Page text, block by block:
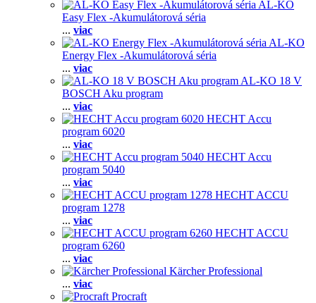
AL-KO
Easy Flex -Akumulátorová séria
... viac
AL-KO
Energy Flex -Akumulátorová séria
... viac
AL-KO 18 V
BOSCH Aku program
... viac
HECHT Accu
program 6020
... viac
HECHT Accu
program 5040
... viac
HECHT ACCU
program 1278
... viac
HECHT ACCU
program 6260
... viac
Kärcher Professional
... viac
Procraft